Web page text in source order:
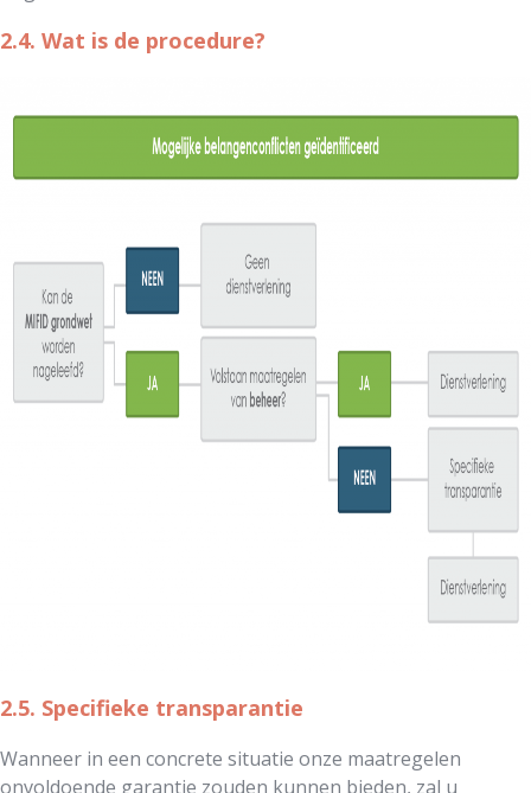
2.4. Wat is de procedure?
2.5. Specifieke transparantie
Wanneer in een concrete situatie onze maatregelen
onvoldoende garantie zouden kunnen bieden, zal u